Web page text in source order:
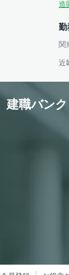
造
勤
関
近
建職バン